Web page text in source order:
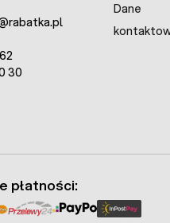
30
Dane
płatności: